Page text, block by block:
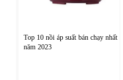
Top 10 nồi áp suất bán chạy nhất
năm 2023